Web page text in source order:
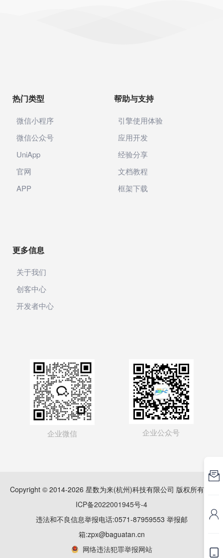
热门类型
微信小程序
微信公众号
UniApp
官网
APP
帮助与支持
引擎使用体验
应用开发
经验分享
文档教程
框架下载
更多信息
关于我们
创客中心
开发者中心
企业微信 企业公众号
Copyright © 2014-2026 星数为来(杭州)科技有限公司 版权所有
ICP备2022001945号-4
违法和不良信息举报电话:0571-87959553 举报邮
箱:zpx@baguatan.cn
网络违法犯罪举报网站


